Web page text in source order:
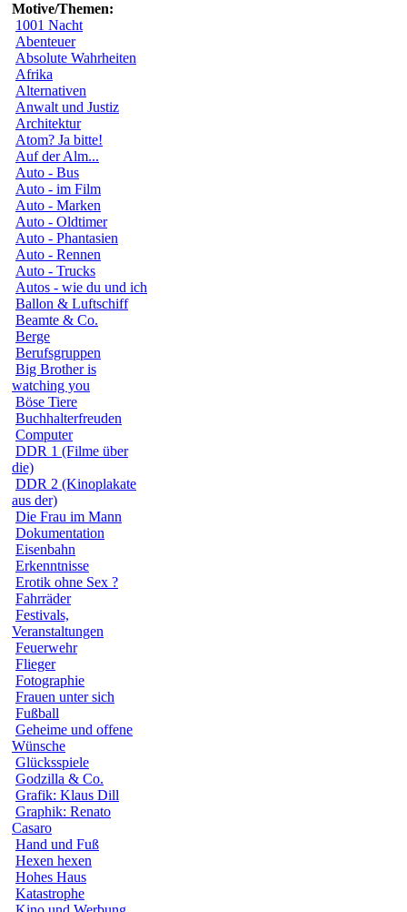
Motive/Themen:
1001 Nacht
Abenteuer
Absolute Wahrheiten
Afrika
Alternativen
Anwalt und Justiz
Architektur
Atom? Ja bitte!
Auf der Alm...
Auto - Bus
Auto - im Film
Auto - Marken
Auto - Oldtimer
Auto - Phantasien
Auto - Rennen
Auto - Trucks
Autos - wie du und ich
Ballon & Luftschiff
Beamte & Co.
Berge
Berufsgruppen
Big Brother is
watching you
Böse Tiere
Buchhalterfreuden
Computer
DDR 1 (Filme über
die)
DDR 2 (Kinoplakate
aus der)
Die Frau im Mann
Dokumentation
Eisenbahn
Erkenntnisse
Erotik ohne Sex ?
Fahrräder
Festivals,
Veranstaltungen
Feuerwehr
Flieger
Fotographie
Frauen unter sich
Fußball
Geheime und offene
Wünsche
Glücksspiele
Godzilla & Co.
Grafik: Klaus Dill
Graphik: Renato
Casaro
Hand und Fuß
Hexen hexen
Hohes Haus
Katastrophe